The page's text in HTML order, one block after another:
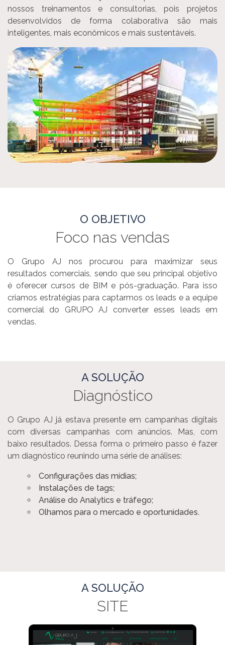
nossos treinamentos e consultorias, pois projetos
desenvolvidos de forma colaborativa são mais
inteligentes, mais econômicos e mais sustentáveis.
O OBJETIVO
Foco nas vendas
O Grupo AJ nos procurou para maximizar seus
resultados comerciais, sendo que seu principal objetivo
é oferecer cursos de BIM e pós-graduação. Para isso
criamos estratégias para captarmos os leads e a equipe
comercial do GRUPO AJ converter esses leads em
vendas.
A SOLUÇÃO
Diagnóstico
O Grupo AJ já estava presente em campanhas digitais
com diversas campanhas com anúncios. Mas, com
baixo resultados. Dessa forma o primeiro passo é fazer
um diagnóstico reunindo uma série de análises:
Configurações das mídias;
Instalações de tags;
Análise do Analytics e tráfego;
Olhamos para o mercado e oportunidades.
A SOLUÇÃO
SITE